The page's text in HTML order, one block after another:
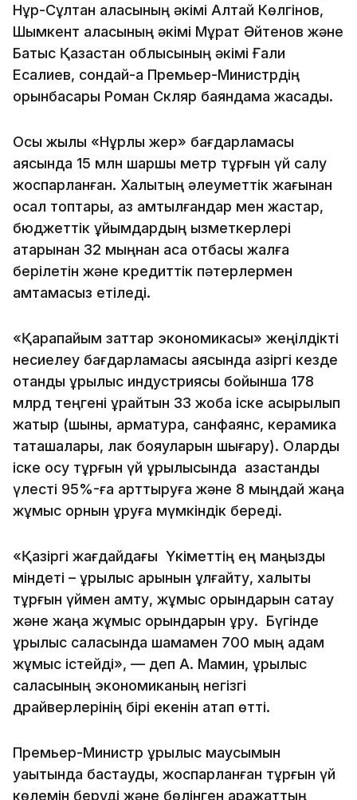
Нұр-Сұлтан қаласының әкімі Алтай Көлгінов,
Шымкент қаласының әкімі Мұрат Әйтенов және
Батыс Қазақстан облысының әкімі Ғали
Есқалиев, сондай-ақ Премьер-Министрдің
орынбасары Роман Скляр баяндама жасады.
Осы жылы «Нұрлы жер» бағдарламасы
аясында 15 млн шаршы метр тұрғын үй салу
жоспарланған. Халықтың әлеуметтік жағынан
осал топтары, аз қамтылғандар мен жастар,
бюджеттік ұйымдардың қызметкерлері
қатарынан 32 мыңнан аса отбасы жалға
берілетін және кредиттік пәтерлермен
қамтамасыз етіледі.
«Қарапайым заттар экономикасы» жеңілдікті
несиелеу бағдарламасы аясында қазіргі кезде
отандық құрылыс индустриясы бойынша 178
млрд теңгені құрайтын 33 жоба іске асырылып
жатыр (шыны, арматура, санфаянс, керамика
тақташалары, лак бояуларын шығару). Оларды
іске қосу тұрғын үй құрылысында қазақстандық
үлесті 95%-ға арттыруға және 8 мыңдай жаңа
жұмыс орнын құруға мүмкіндік береді.
«Қазіргі жағдайдағы Үкіметтің ең маңызды
міндеті – құрылыс қарқынын ұлғайту, халықты
тұрғын үймен қамту, жұмыс орындарын сақтау
және жаңа жұмыс орындарын құру. Бүгінде
құрылыс саласында шамамен 700 мың адам
жұмыс істейді», — деп А. Мамин, құрылыс
саласының экономиканың негізгі
драйверлерінің бірі екенін атап өтті.
Премьер-Министр құрылыс маусымын
уақытында бастауды, жоспарланған тұрғын үй
көлемін беруді және бөлінген қаражаттың